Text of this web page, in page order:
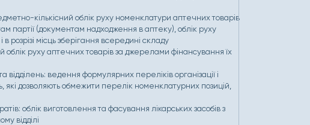
кількісний облік руху номенклатури аптечних товарів
партії (документам надходження в аптеку), облік руху
розрізі місць зберігання всередині складу
руху аптечних товарів за джерелами фінансування їх
відділень: ведення формулярних переліків організації і
які дозволяють обмежити перелік номенклатурних позицій,
облік виготовлення та фасування лікарських засобів з
відділі